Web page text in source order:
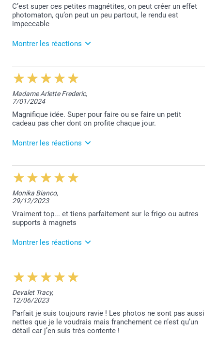
C’est super ces petites magnétites, on peut créer un effet
photomaton, qu’on peut un peu partout, le rendu est
impeccable
Montrer les réactions
27/08/2024
12:13
Je vous remercie pour votre recommandation.
Cela fait très plaisir!
Belle journée.
Bien à vous,
Lucie@smartphoto
Madame Arlette Frederic,
7/01/2024
Magnifique idée. Super pour faire ou se faire un petit
cadeau pas cher dont on profite chaque jour.
Montrer les réactions
10/01/2024
14:36
Bonjour Arlette,
Nous sommes très heureux de vous savoir satisfaite
de vos magnets.
Merci et belle après-midi!
Bien à vous,
Monika Bianco,
29/12/2023
Vraiment top... et tiens parfaitement sur le frigo ou autres
supports à magnets
Montrer les réactions
4/01/2024
12:54
Nous sommes très heureux de vous savoir satisfaite
de vos magnets.
Cordialement,
Lucie@smartphoto
Devalet Tracy,
12/06/2023
Parfait je suis toujours ravie ! Les photos ne sont pas aussi
nettes que je le voudrais mais franchement ce n’est qu’un
détail car j’en suis très contente !